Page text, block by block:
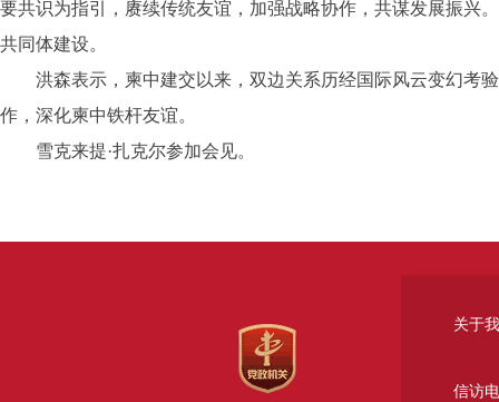
要共识为指引，赓续传统友谊，加强战略协作，共谋发展振兴
共同体建设。
洪森表示，柬中建交以来，双边关系历经国际风云变幻考验
作，深化柬中铁杆友谊。
雪克来提·扎克尔参加会见。
关于
信访